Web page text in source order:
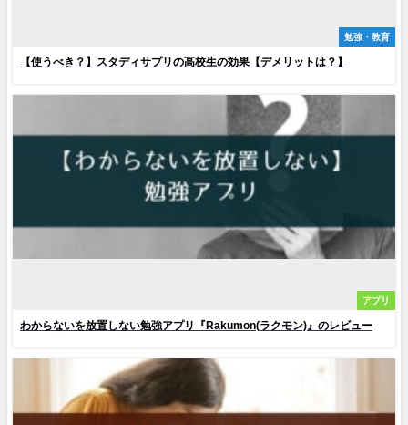
勉強・教育
【使うべき？】スタディサプリの高校生の効果【デメリットは？】
アプリ
わからないを放置しない勉強アプリ『Rakumon(ラクモン)』のレビュー